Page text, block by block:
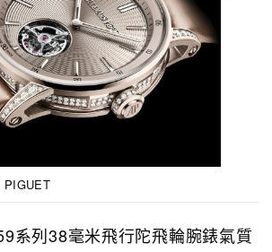
PIGUET
系列38毫米飛行陀飛輪腕錶氣質